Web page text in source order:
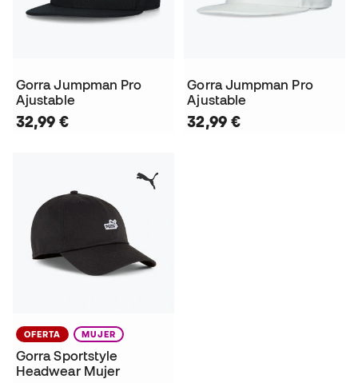
Gorra Jumpman Pro
Ajustable
32,99 €
Gorra Jumpman Pro
Ajustable
32,99 €
OFERTA MUJER
Gorra Sportstyle
Headwear Mujer